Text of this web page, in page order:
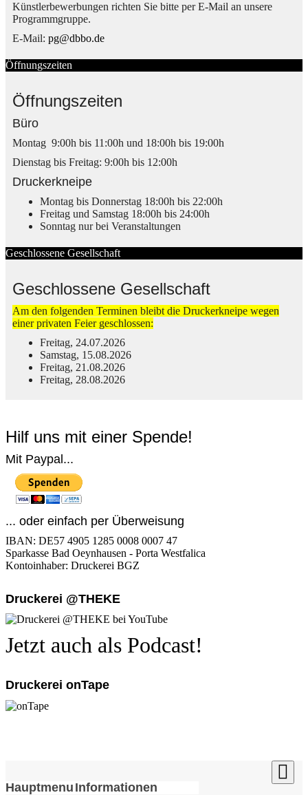
Künstlerbewerbungen richten Sie bitte per E-Mail an unsere
Programmgruppe.
E-Mail: pg@dbbo.de
Öffnungszeiten
Öffnungszeiten
Büro
Montag 9:00h bis 11:00h und 18:00h bis 19:00h
Dienstag bis Freitag: 9:00h bis 12:00h
Druckerkneipe
Montag bis Donnerstag 18:00h bis 22:00h
Freitag und Samstag 18:00h bis 24:00h
Sonntag nur bei Veranstaltungen
Geschlossene Gesellschaft
Geschlossene Gesellschaft
Am den folgenden Terminen bleibt die Druckerkneipe wegen
einer privaten Feier geschlossen:
Freitag, 24.07.2026
Samstag, 15.08.2026
Freitag, 21.08.2026
Freitag, 28.08.2026
Hilf uns mit einer Spende!
Mit Paypal...
... oder einfach per Überweisung
IBAN: DE57 4905 1285 0008 0007 47
Sparkasse Bad Oeynhausen - Porta Westfalica
Kontoinhaber: Druckerei BGZ
Druckerei @THEKE
Jetzt auch als Podcast!
Druckerei onTape
Hauptmenu Informationen